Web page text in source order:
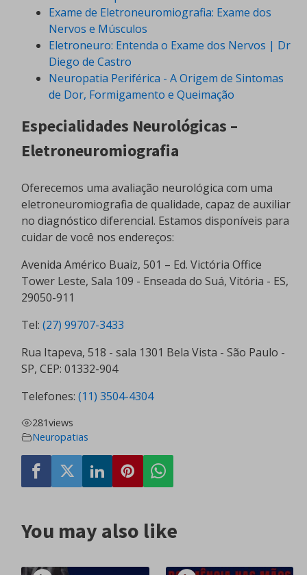
Exame de Eletroneuromiografia: Exame dos
Nervos e Músculos
Eletroneuro: Entenda o Exame dos Nervos | Dr
Diego de Castro
Neuropatia Periférica - A Origem de Sintomas
de Dor, Formigamento e Queimação
Especialidades Neurológicas –
Eletroneuromiografia
Oferecemos uma avaliação neurológica com uma
eletroneuromiografia de qualidade, capaz de auxiliar
no diagnóstico diferencial. Estamos disponíveis para
cuidar de você nos endereços:
Avenida Américo Buaiz, 501 – Ed. Victória Office
Tower Leste, Sala 109 - Enseada do Suá, Vitória - ES,
29050-911
Tel: (27) 99707-3433
Rua Itapeva, 518 - sala 1301 Bela Vista - São Paulo -
SP, CEP: 01332-904
Telefones: (11) 3504-4304
281views
Neuropatias
You may also like